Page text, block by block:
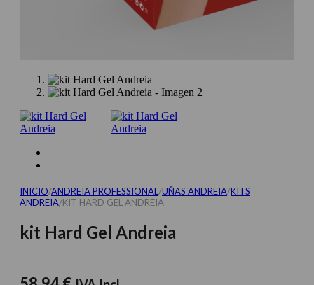
INICIO/ANDREIA PROFESSIONAL /UÑAS ANDREIA/KITS
ANDREIA/KIT HARD GEL ANDREIA
kit Hard Gel Andreia